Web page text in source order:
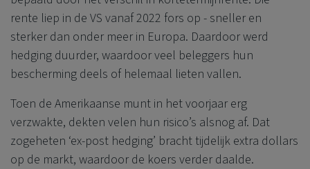
rente liep in de VS vanaf 2022 fors op - sneller en
sterker dan onder meer in Europa. Daardoor werd
hedging duurder, waardoor veel beleggers hun
bescherming deels of helemaal lieten vallen.
Toen de Amerikaanse munt in het voorjaar erg
verzwakte, dekten velen hun risico’s alsnog af. Dat
zogeheten ‘ex-post hedging’ bracht tijdelijk extra dollars
op de markt, waardoor de koers verder daalde.